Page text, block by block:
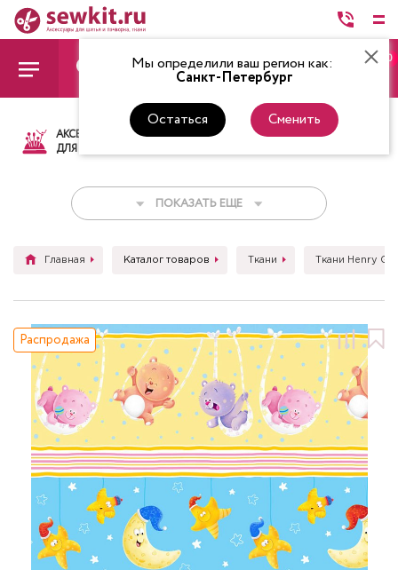
Мы определили ваш регион как:
Санкт-Петербург
Остаться Сменить
0
АКСЕССУАРЫ
ДЛЯ ШИТЬЯ
ТКАНИ НИТКИ
ПОКАЗАТЬ ЕЩЕ
Главная Каталог товаров Ткани Ткани Henry
Распродажа